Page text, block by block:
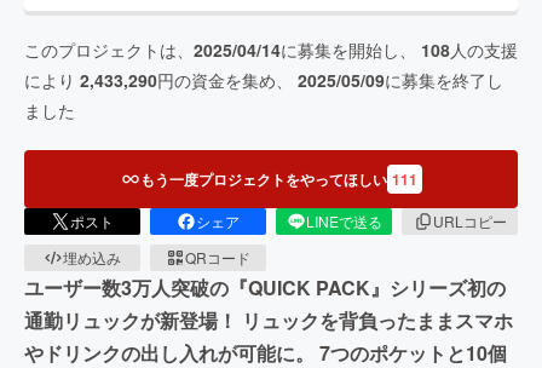
このプロジェクトは、 2025/04/14に募集を開始し、 108人の支援
により 2,433,290円の資金を集め、 2025/05/09に募集を終了し
ました
もう一度プロジェクトをやってほしい 111
ポスト シェア LINEで送る
URLコピー
埋め込み
QRコード
ユーザー数3万人突破の『QUICK PACK』シリーズ初の
通勤リュックが新登場！ リュックを背負ったままスマホ
やドリンクの出し入れが可能に。 7つのポケットと10個